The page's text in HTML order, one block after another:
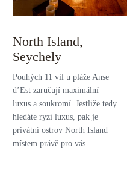
North Island,
Seychely
Pouhých 11 vil u pláže Anse
d’Est zaručují maximální
luxus a soukromí. Jestliže tedy
hledáte ryzí luxus, pak je
privátní ostrov North Island
místem právě pro vás.